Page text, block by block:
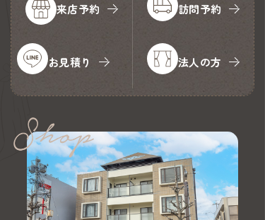
来店予約 訪問予約
お見積り 法人の方